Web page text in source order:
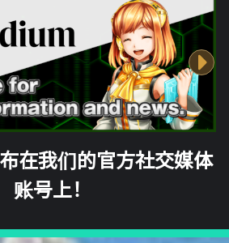
在我们的官方社交媒体
账号上！